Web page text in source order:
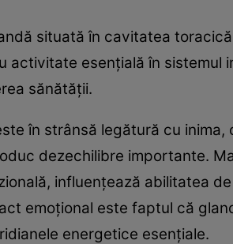
situată în cavitatea
activitate esenţială în
sănătăţii.
în strânsă legătură cu
dezechilibre importante.
influenţează abilitatea
emoţional este faptul că
energetice esenţiale.